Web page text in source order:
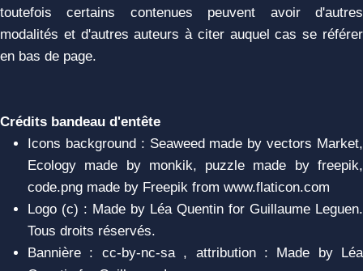
toutefois certains contenues peuvent avoir d'autres
modalités et d'autres auteurs à citer auquel cas se référer
en bas de page.
Crédits bandeau d'entête
Icons background : Seaweed made by vectors Market,
Ecology made by monkik, puzzle made by freepik,
code.png made by Freepik from www.flaticon.com
Logo (c) : Made by Léa Quentin for Guillaume Leguen.
Tous droits réservés.
Bannière : cc-by-nc-sa , attribution : Made by Léa